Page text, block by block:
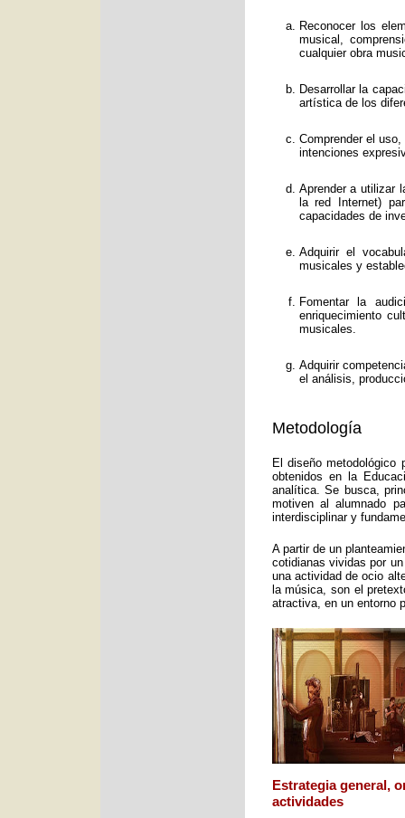
Reconocer los
musical,
cualquier obra
Desarrollar la
artística de los
Comprender el
intenciones
Aprender a utilizar
la red Internet)
capacidades de
Adquirir el
musicales y
Fomentar la
enriquecimiento
musicales.
Adquirir
el análisis,
Metodología
El diseño metodológico
obtenidos en la
analítica. Se busca,
motiven al alumnado
interdisciplinar y
A partir de un
cotidianas vividas por
una actividad de ocio
la música, son el
atractiva, en un entorno
Estrategia general,
actividades